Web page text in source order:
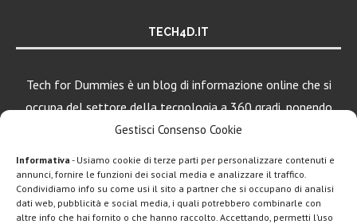
Gestisci Consenso Cookie
Informativa - Usiamo cookie di terze parti per personalizzare contenuti e
annunci, fornire le funzioni dei social media e analizzare il traffico.
Condividiamo info su come usi il sito a partner che si occupano di analisi
dati web, pubblicità e social media, i quali potrebbero combinarle con
altre info che hai fornito o che hanno raccolto. Accettando, permetti l’uso
TECH4D.IT
Tech for Dummies è un blog di informazione online che si
occupa del settore della tecnologia a 360 gradi, ponendo
una particolare attenzione al mondo Android, Apple e
LEGGI ANCHE